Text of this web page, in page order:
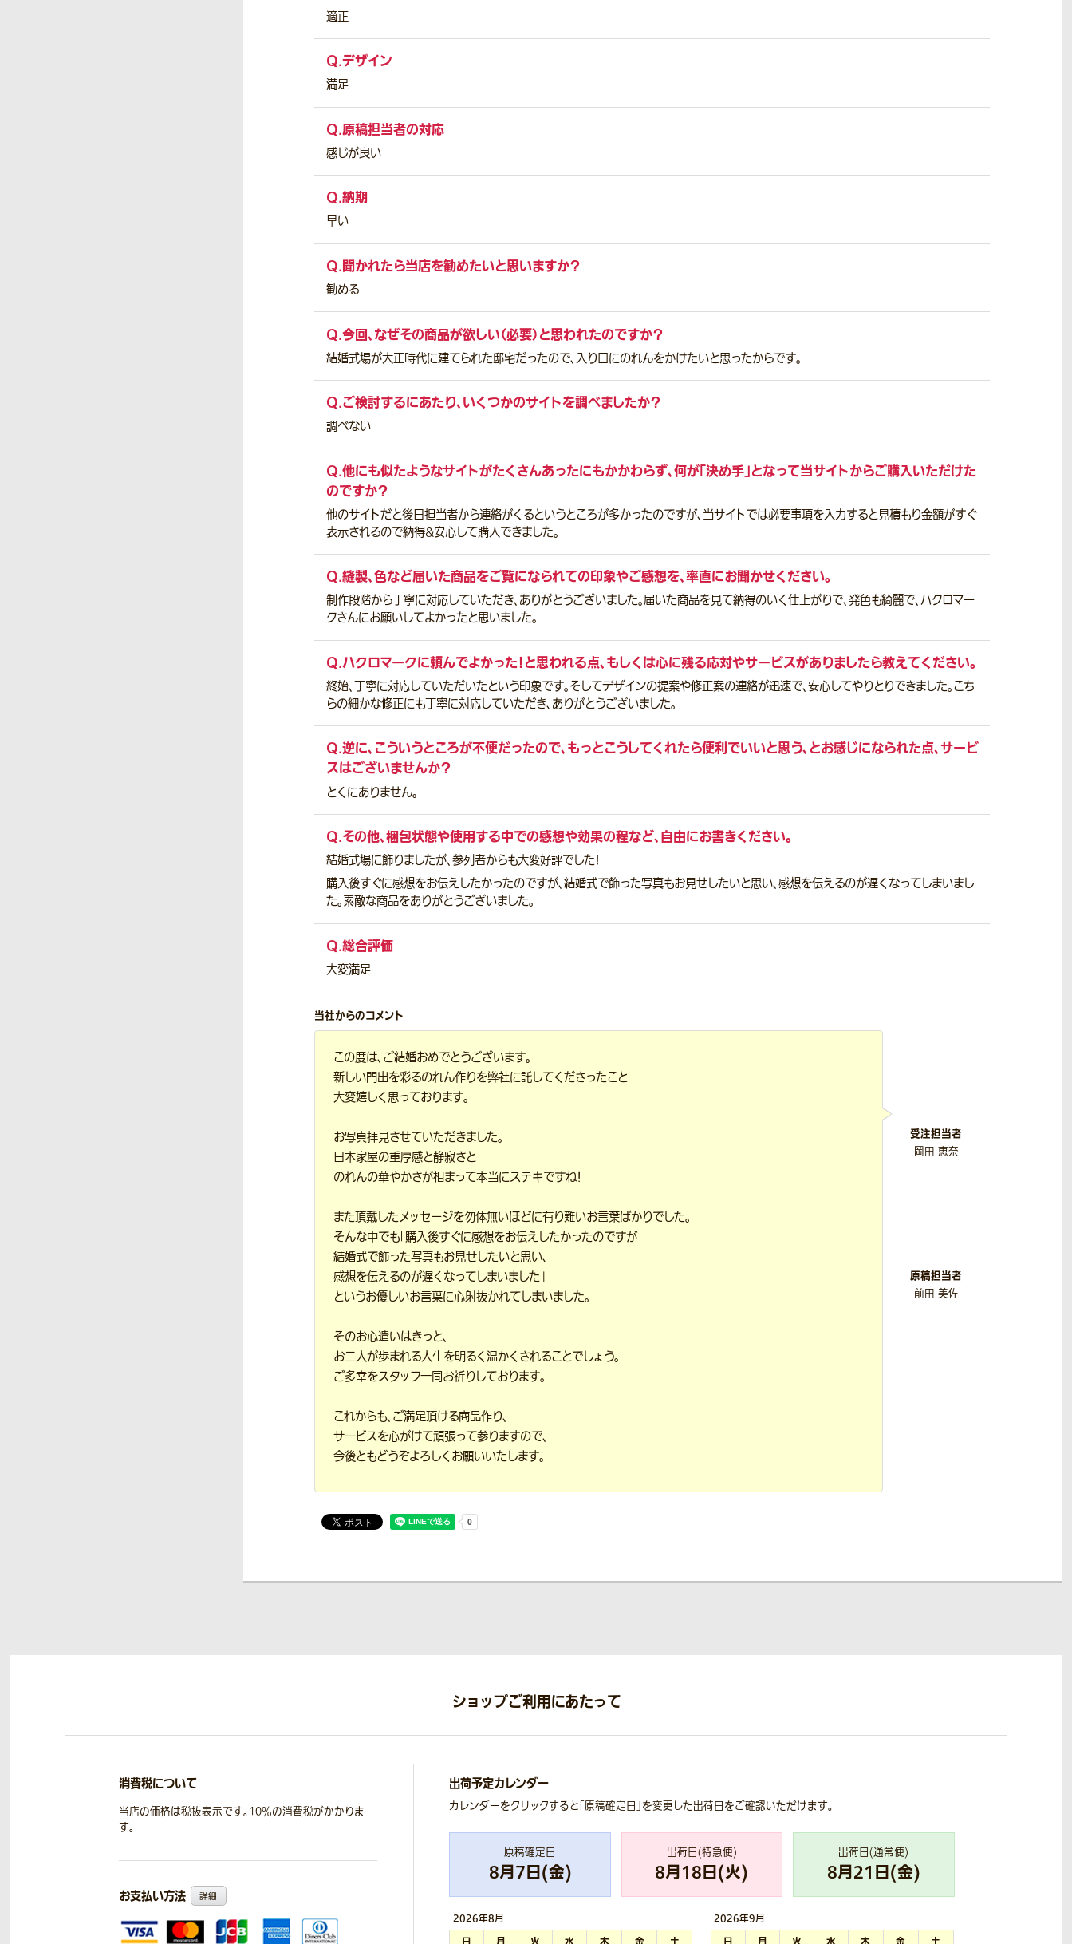
適正
Q.デザイン
満足
Q.原稿担当者の対応
感じが良い
Q.納期
早い
Q.聞かれたら当店を勧めたいと思いますか？
勧める
Q.今回、なぜその商品が欲しい（必要）と思われたのですか？
結婚式場が大正時代に建てられた邸宅だったので、入り口にのれんをかけたいと思ったからです。
Q.ご検討するにあたり、いくつかのサイトを調べましたか？
調べない
Q.他にも似たようなサイトがたくさんあったにもかかわらず、何が「決め手」となって当サイトからご購入いただけた
のですか？
他のサイトだと後日担当者から連絡がくるというところが多かったのですが、当サイトでは必要事項を入力すると見積もり金額がすぐ
表示されるので納得&安心して購入できました。
Q.縫製、色など届いた商品をご覧になられての印象やご感想を、率直にお聞かせください。
制作段階から丁寧に対応していただき、ありがとうございました。届いた商品を見て納得のいく仕上がりで、発色も綺麗で、ハクロマー
クさんにお願いしてよかったと思いました。
Q.ハクロマークに頼んでよかった！と思われる点、もしくは心に残る応対やサービスがありましたら教えてください。
終始、丁寧に対応していただいたという印象です。そしてデザインの提案や修正案の連絡が迅速で、安心してやりとりできました。こち
らの細かな修正にも丁寧に対応していただき、ありがとうございました。
Q.逆に、こういうところが不便だったので、もっとこうしてくれたら便利でいいと思う、とお感じになられた点、サービ
スはございませんか？
とくにありません。
Q.その他、梱包状態や使用する中での感想や効果の程など、自由にお書きください。
結婚式場に飾りましたが、参列者からも大変好評でした!
購入後すぐに感想をお伝えしたかったのですが、結婚式で飾った写真もお見せしたいと思い、感想を伝えるのが遅くなってしまいまし
た。素敵な商品をありがとうございました。
Q.総合評価
大変満足
当社からのコメント
この度は、ご結婚おめでとうございます。
新しい門出を彩るのれん作りを弊社に託してくださったこと
大変嬉しく思っております。
お写真拝見させていただきました。
日本家屋の重厚感と静寂さと
のれんの華やかさが相まって本当にステキですね！
また頂戴したメッセージを勿体無いほどに有り難いお言葉ばかりでした。
そんな中でも「購入後すぐに感想をお伝えしたかったのですが
結婚式で飾った写真もお見せしたいと思い、
感想を伝えるのが遅くなってしまいました」
というお優しいお言葉に心射抜かれてしまいました。
そのお心遣いはきっと、
お二人が歩まれる人生を明るく温かくされることでしょう。
ご多幸をスタッフ一同お祈りしております。
これからも、ご満足頂ける商品作り、
サービスを心がけて頑張って参りますので、
今後ともどうぞよろしくお願いいたします。
受注担当者
岡田 恵奈
原稿担当者
前田 美佐
ショップご利用にあたって
消費税について
当店の価格は税抜表示です。10％の消費税がかかりま
す。
お支払い方法 詳細
出荷予定カレンダー
カレンダーをクリックすると「原稿確定日」を変更した出荷日をご確認いただけます。
原稿確定日
8月7日(金)
出荷日(特急便)
8月18日(火)
出荷日(通常便)
8月21 日(金)
2026年8月 2026年9月